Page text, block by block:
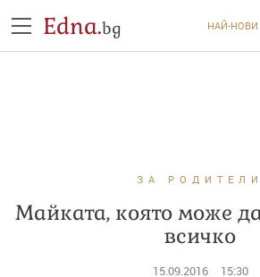
Edna.bg НАЙ-НОВИ
ЗА РОДИТЕЛИ
Майката, която може
всичко
15.09.2016 15:30